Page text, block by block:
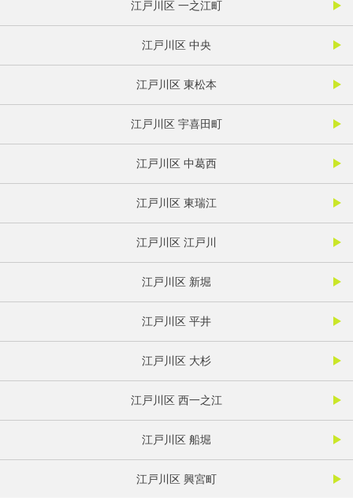
江戸川区 一之江町
江戸川区 中央
江戸川区 東松本
江戸川区 宇喜田町
江戸川区 中葛西
江戸川区 東瑞江
江戸川区 江戸川
江戸川区 新堀
江戸川区 平井
江戸川区 大杉
江戸川区 西一之江
江戸川区 船堀
江戸川区 興宮町